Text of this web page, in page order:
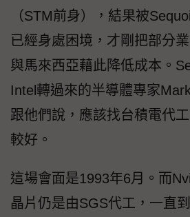
（STM前身），結果被
已經身處困境，才剛把部分
與馬來西亞藉此降低成本。
Intel轉過來的半導體專家
跟他們說，應該找台積電代
較好。
這場會面是1993年6月。而
晶片仍是由SGS代工，一直